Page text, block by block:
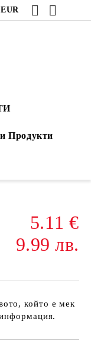
EUR
Продукти
5.11 €
9.99 лв.
който е мек